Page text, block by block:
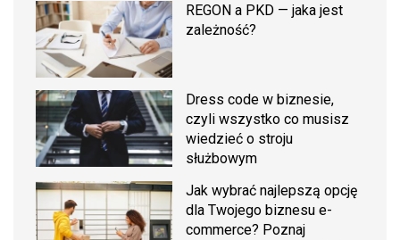
REGON a PKD — jaka jest
zależność?
Dress code w biznesie,
czyli wszystko co musisz
wiedzieć o stroju
służbowym
Jak wybrać najlepszą opcję
dla Twojego biznesu e-
commerce? Poznaj